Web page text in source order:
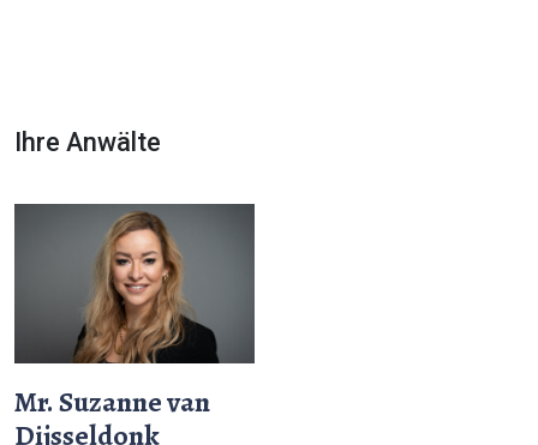
Ihre Anwälte
Mr. Suzanne van
Dijsseldonk